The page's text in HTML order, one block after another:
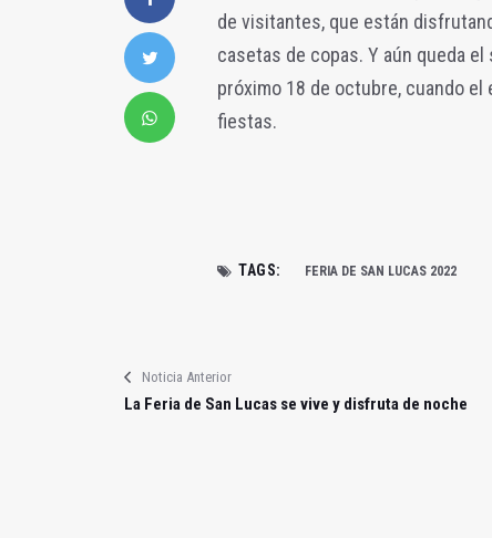
de visitantes, que están
casetas de copas. Y aún queda
próximo 18 de octubre, cuando
fiestas.
TAGS: FERIA DE SAN LUCAS 2022
Noticia Anterior
La Feria de San Lucas se vive y disfruta de noche